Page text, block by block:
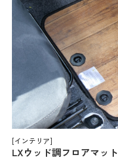
[インテリア]
LXウッド調フロアマット